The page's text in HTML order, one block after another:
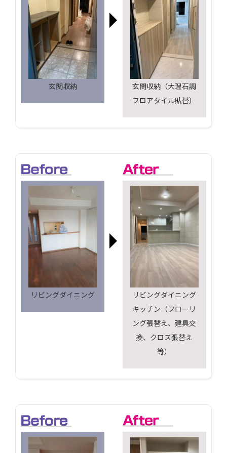
玄関収納
玄関収納（大理石調
フロアタイル貼替）
リビングダイニング
リビングダイニング
キッチン（フローリ
ング張替え、建具交
換、クロス張替え
等）